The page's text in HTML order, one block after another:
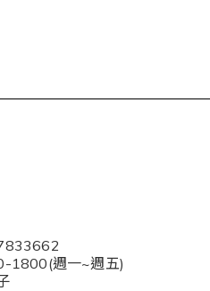
1800(週一~週五)